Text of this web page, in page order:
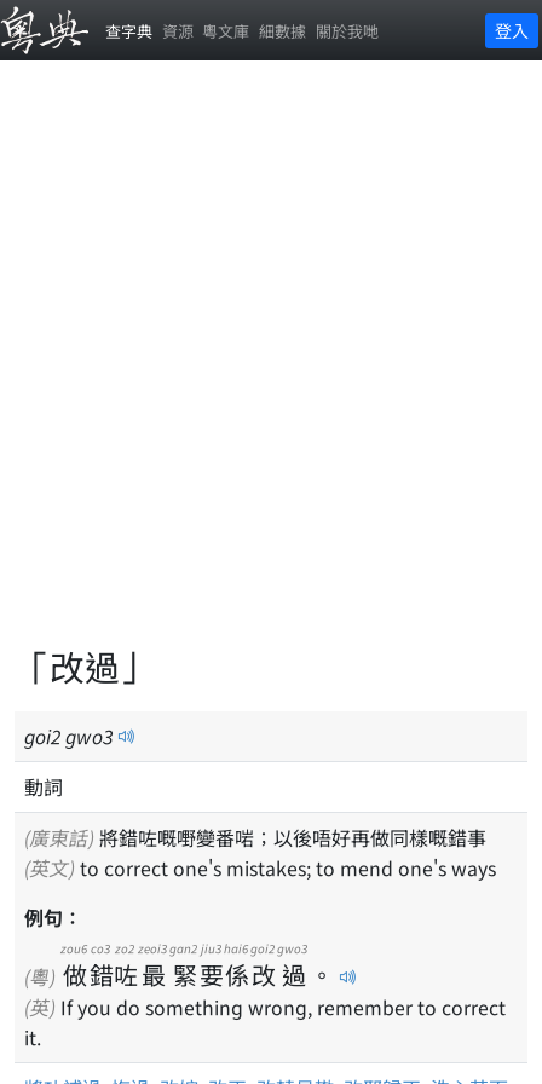
查字典 資源 粵文庫 細數據 關於我哋 登入
「改過」
goi2gwo3
動詞
(廣東話) 將錯咗嘅嘢變番啱；以後唔好再做同樣嘅錯事
(英文) to correct one's mistakes; to mend one's ways
例句：
(粵) 做
zou6
錯
co3
咗
zo2
最
zeoi3
緊
gan2
要
jiu3
係
hai6
改
goi2
過
gwo3
。
(英) If you do something wrong, remember to correct
it.